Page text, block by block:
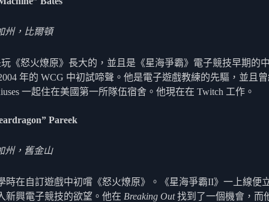
州，比爾頓
玩《怒火燎原》長大的，並且是《星海爭霸》電子競技早期的
年的 WCG 中初試啼聲。他是電子遊戲教練的先驅，並且
一起住在美國第一所隊伍宿舍。他現在在 Twitch 工作。
Pareek
州，舊金山
時在自訂遊戲中初嚐《怒火燎原》。《星海爭霸II》一上線便
新興電子競技的欲望。他在 Breaking Out找到了一個機會，而